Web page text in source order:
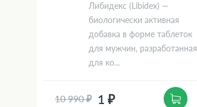
Либидекс (Libidex) —
биологически активная
добавка в форме таблеток
для мужчин, разработанная
для ко...
10 990 ₽ 1 ₽